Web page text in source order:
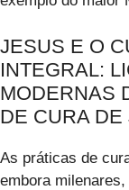
JESUS E O
INTEGRAL:
MODERNAS
DE CURA DE
As práticas de
embora